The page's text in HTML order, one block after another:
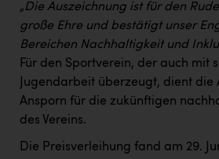
REMAX
RE/MAX Welcome
Resch&Frisch
RUBBLE MASTER
„Die Auszeichnung ist für den
große Ehre und bestätigt unser
Bereichen Nachhaltigkeit und
Für den Sportverein, der auch mit
Jugendarbeit überzeugt, dient die
Ansporn für die zukünftigen
des Vereins.
Die Preisverleihung fand am 29.